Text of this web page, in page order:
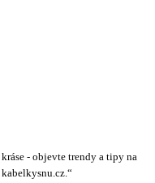
- objevte trendy a tipy na